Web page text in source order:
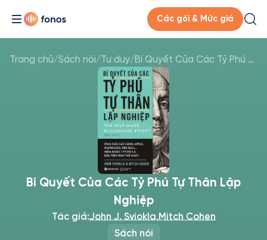
Các gói & Mức giá
Trang chủ/Sách nói/Tư duy/ Bí Quyết Của Các Tỷ Phú Tự Thân Lập Nghiệp
Sách nói
Bí Quyết Của Các Tỷ Phú Tự Thân Lập
Nghiệp
Tác giả:John J. Sviokla,Mitch Cohen